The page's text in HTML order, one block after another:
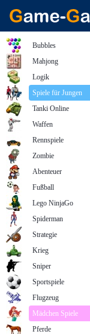
Bubbles
Mahjong
Logik
Spiele für Jungen
Tanki Online
Waffen
Rennspiele
Zombie
Abenteuer
Fußball
Lego NinjaGo
Spiderman
Strategie
Krieg
Sniper
Sportspiele
Flugzeug
Mädchen Spiele
Pferde